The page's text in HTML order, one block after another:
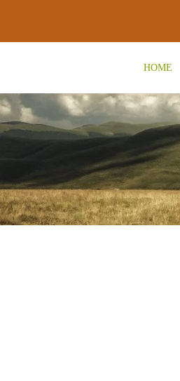
contenuto
HOME